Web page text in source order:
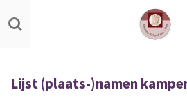
Ga
direct
hoofdinhoud
Lijst (plaats-)namen